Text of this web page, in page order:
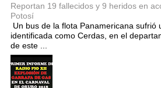
Reportan 19 fallecidos y 9 heridos en
Potosí
Un bus de la flota Panamericana sufrió
identificada como Cerdas, en el
de este ...